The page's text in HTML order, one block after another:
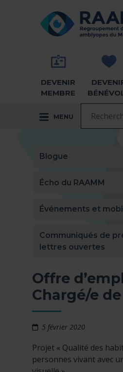
RETOUR À LA PAGE
DEVENIR
MEMBRE
MENU
Blogue
Écho du RAAMM
Événements et
Communiqués de
lettres ouvertes
Offre
Chargé/e
5 février 2020
Projet « Qualité des
personnes vivant avec